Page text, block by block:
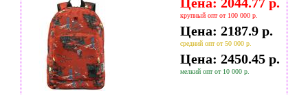
крупный опт от 100 000 р.
Цена: 2187.9 р.
средний опт от 50 000 р.
Цена: 2450.45 р.
мелкий опт от 10 000 р.